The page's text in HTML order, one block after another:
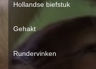
Hollandse biefstuk
Gehakt
Rundervinken